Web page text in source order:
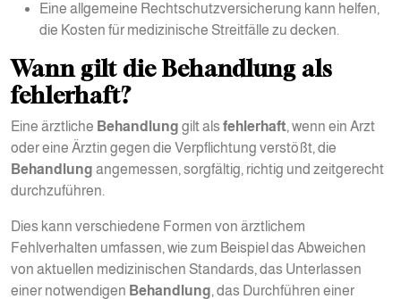
Eine allgemeine Rechtschutzversicherung kann helfen,
die Kosten für medizinische Streitfälle zu decken.
Wann gilt die Behandlung als
fehlerhaft?
Eine ärztliche Behandlung gilt als fehlerhaft, wenn ein Arzt
oder eine Ärztin gegen die Verpflichtung verstößt, die
Behandlung angemessen, sorgfältig, richtig und zeitgerecht
durchzuführen.
Dies kann verschiedene Formen von ärztlichem
Fehlverhalten umfassen, wie zum Beispiel das Abweichen
von aktuellen medizinischen Standards, das Unterlassen
einer notwendigen Behandlung, das Durchführen einer